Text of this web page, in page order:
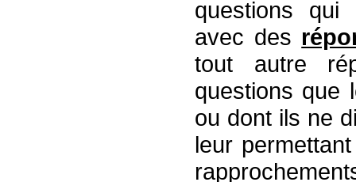
questions qui
avec des
tout autre
questions que
ou dont ils ne
leur